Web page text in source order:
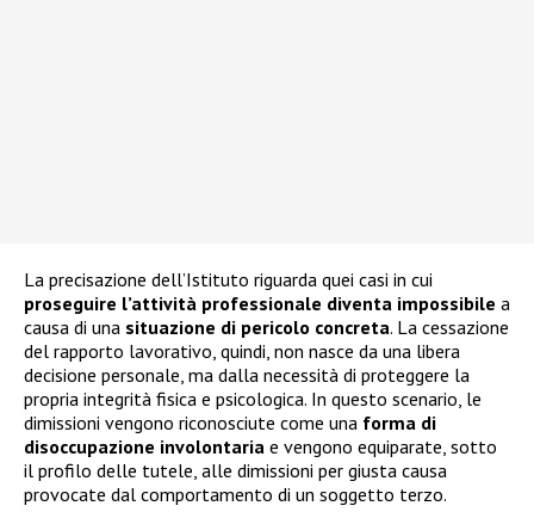
La precisazione dell’Istituto riguarda quei casi in cui
proseguire l’attività professionale diventa impossibile a
causa di una situazione di pericolo concreta. La cessazione
del rapporto lavorativo, quindi, non nasce da una libera
decisione personale, ma dalla necessità di proteggere la
propria integrità fisica e psicologica. In questo scenario, le
dimissioni vengono riconosciute come una forma di
disoccupazione involontaria e vengono equiparate, sotto
il profilo delle tutele, alle dimissioni per giusta causa
provocate dal comportamento di un soggetto terzo.